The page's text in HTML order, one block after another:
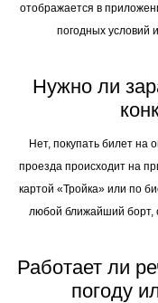
отображается в
погодных условий
Нужно ли
Нет, покупать билет на
проезда происходит на
картой «Тройка» или по
любой ближайший борт,
Работает ли
погоду